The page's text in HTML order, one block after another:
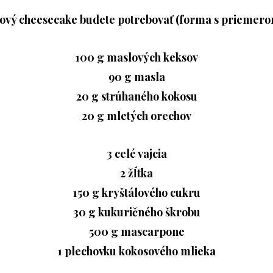
cheesecake budete potrebovať (forma s
100 g maslových keksov
90 g masla
20 g strúhaného kokosu
20 g mletých orechov
3 celé vajcia
2 žĺtka
150 g kryštálového cukru
30 g kukuričného škrobu
500 g mascarpone
1 plechovku kokosového mlieka